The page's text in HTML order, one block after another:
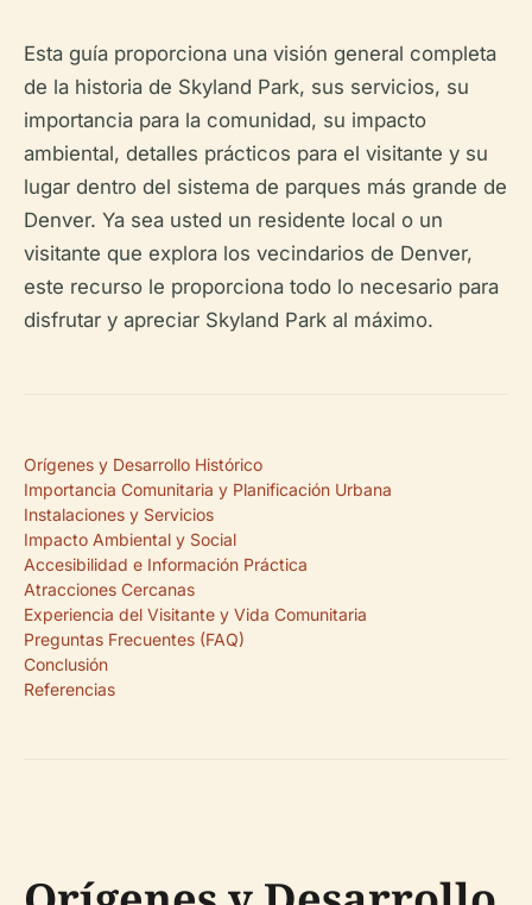
Esta guía proporciona una visión general completa
de la historia de Skyland Park, sus servicios, su
importancia para la comunidad, su impacto
ambiental, detalles prácticos para el visitante y su
lugar dentro del sistema de parques más grande de
Denver. Ya sea usted un residente local o un
visitante que explora los vecindarios de Denver,
este recurso le proporciona todo lo necesario para
disfrutar y apreciar Skyland Park al máximo.
Orígenes y Desarrollo Histórico
Importancia Comunitaria y Planificación Urbana
Instalaciones y Servicios
Impacto Ambiental y Social
Accesibilidad e Información Práctica
Atracciones Cercanas
Experiencia del Visitante y Vida Comunitaria
Preguntas Frecuentes (FAQ)
Conclusión
Referencias